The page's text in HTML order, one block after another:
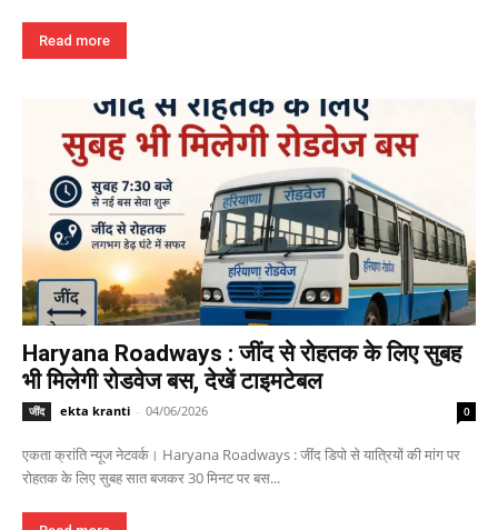
Read more
Haryana Roadways : जींद से रोहतक के लिए सुबह
भी मिलेगी रोडवेज बस, देखें टाइमटेबल
जींद ekta kranti - 04/06/2026 0
एकता क्रांति न्यूज नेटवर्क। Haryana Roadways : जींद डिपो से यात्रियों की मांग पर
रोहतक के लिए सुबह सात बजकर 30 मिनट पर बस...